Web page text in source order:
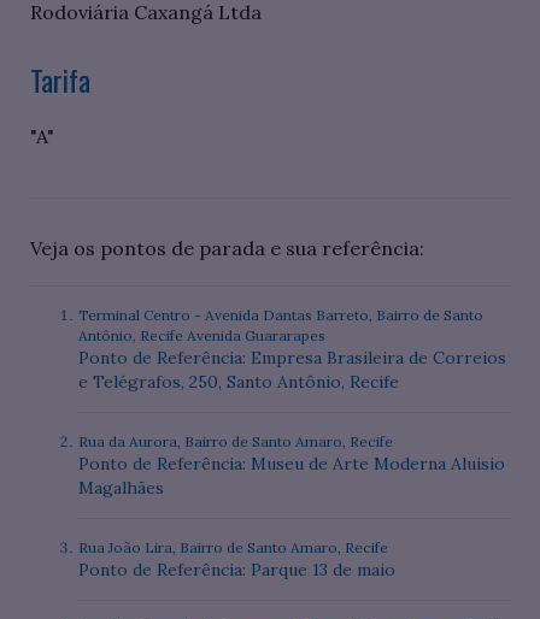
Rodoviária Caxangá Ltda
Tarifa
"A"
Veja os pontos de parada e sua referência:
Terminal Centro - Avenida Dantas Barreto, Bairro de Santo
Antônio, Recife Avenida Guararapes
Ponto de Referência: Empresa Brasileira de Correios
e Telégrafos, 250, Santo Antônio, Recife
Rua da Aurora, Bairro de Santo Amaro, Recife
Ponto de Referência: Museu de Arte Moderna Aluisio
Magalhães
Rua João Lira, Bairro de Santo Amaro, Recife
Ponto de Referência: Parque 13 de maio